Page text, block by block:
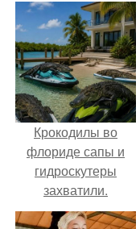
Крокодилы во
флориде сапы и
гидроскутеры
захватили.